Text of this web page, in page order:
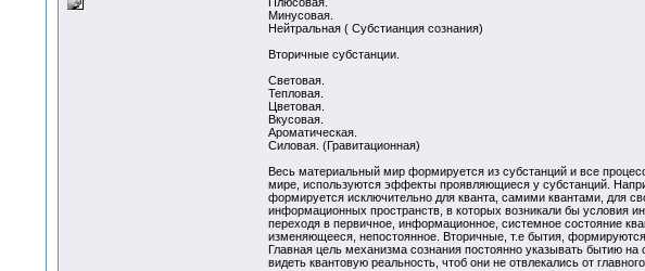
Минусовая.
Нейтральная ( Субстианция сознания)
Вторичные субстанции.
Световая.
Тепловая.
Цветовая.
Вкусовая.
Ароматическая.
Силовая. (Гравитационная)
Весь материальный мир формируется из субстанций и все
мире, используются эффекты проявляющиеся у субстанций.
формируется исключительно для кванта, самими квантами, для
информационных пространств, в которых возникали бы условия
переходя в первичное, информационное, системное состояние
изменяющееся, непостоянное. Вторичные, т.е бытия,
Главная цель механизма сознания постоянно указывать бытию
видеть квантовую реальность, чтоб они не отвлекались от